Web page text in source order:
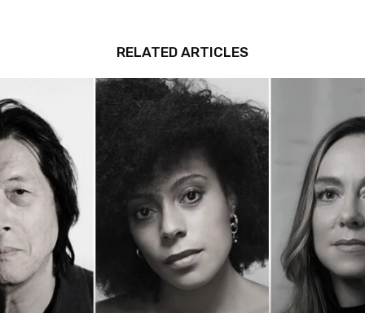
RELATED ARTICLES